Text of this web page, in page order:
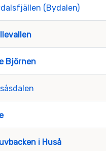
(Bydalen)
Björnen
i Huså